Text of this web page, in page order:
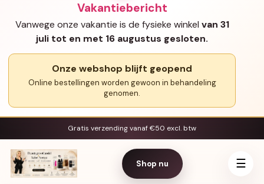
Vakantiebericht
Vanwege onze vakantie is de fysieke winkel van 31
juli tot en met 16 augustus gesloten.
Onze webshop blijft geopend
Online bestellingen worden gewoon in behandeling
genomen.
Gratis verzending vanaf €50 excl. btw
Shop nu ☰